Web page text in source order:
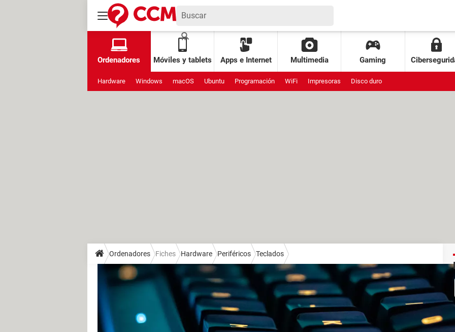
Ordenadores Móviles y tablets Apps e Internet Multimedia Gaming
Hardware Windows macOS Ubuntu Programación WiFi Impresoras Disco duro
Ordenadores Fiches Hardware Periféricos Teclados